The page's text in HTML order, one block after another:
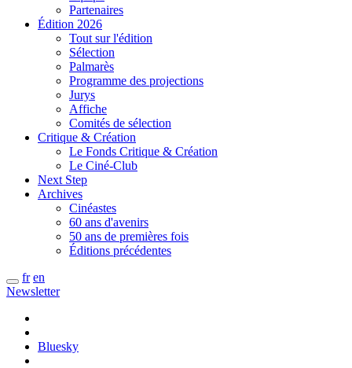
Partenaires
Édition 2026
Tout sur l'édition
Sélection
Palmarès
Programme des projections
Jurys
Affiche
Comités de sélection
Critique & Création
Le Fonds Critique & Création
Le Ciné-Club
Next Step
Archives
Cinéastes
60 ans d'avenirs
50 ans de premières fois
Éditions précédentes
fr en
Newsletter
Bluesky